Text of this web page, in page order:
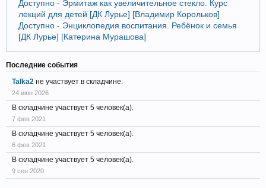
Доступно - Эрмитаж как увеличительное стекло. Курс
лекций для детей [ДК Лурье] [Владимир Корольков]
Доступно - Энциклопедия воспитания. Ребёнок и семья
[ДК Лурье] [Катерина Мурашова]
Последние события
Talka2 не участвует в складчине.
24 июн 2026
В складчине участвует 5 человек(а).
7 фев 2021
В складчине участвует 5 человек(а).
6 фев 2021
В складчине участвует 5 человек(а).
9 сен 2020